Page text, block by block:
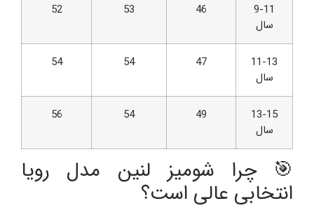
9-11
سال
46
53
52
11-13
سال
47
54
54
13-15
سال
49
54
56
🎯 چرا شومیز لنین مدل رویا
انتخابی عالی است؟